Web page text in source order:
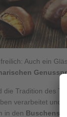
Auch ein
die Tradition des
verarbeitet und
in den